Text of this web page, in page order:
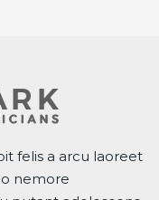
felis a arcu laoreet
nemore